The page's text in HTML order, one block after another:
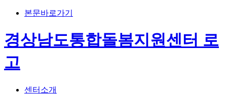
본문바로가기
경상남도통합돌봄지원센터 로
고
센터소개